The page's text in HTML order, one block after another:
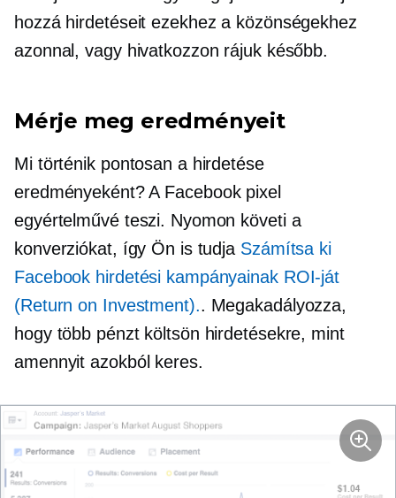
hozzá hirdetéseit ezekhez a közönségekhez
azonnal, vagy hivatkozzon rájuk később.
Mérje meg eredményeit
Mi történik pontosan a hirdetése
eredményeként? A Facebook pixel
egyértelművé teszi. Nyomon követi a
konverziókat, így Ön is tudja Számítsa ki
Facebook hirdetési kampányainak ROI-ját
(Return on Investment).. Megakadályozza,
hogy több pénzt költsön hirdetésekre, mint
amennyit azokból keres.